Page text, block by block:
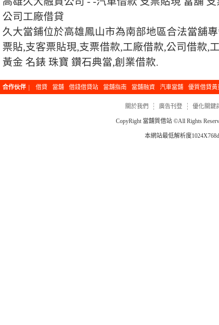
公司工廠借貸
久大當鋪位於高雄鳳山市為南部地區合法當舖
票貼,支客票貼現,支票借款,工廠借款,公司借款,
黃金 名錶 珠寶 鑽石典當,創業借款.
合作伙伴 借貸 當舖 借錢借貸站 當舖指南 當舖融資 汽車當舖 優質借貸黃
關於我們 廣告刊登 優化關鍵
CopyRight當舖質借站 ©All Rights
本網站最低解析度